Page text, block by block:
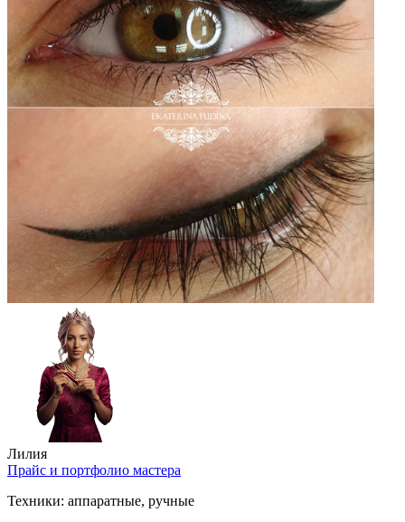
Лилия
Прайс и портфолио мастера
Техники: аппаратные, ручные